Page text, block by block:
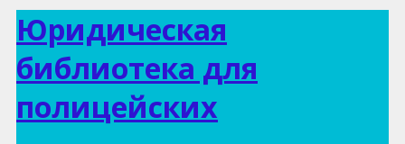
Юридическая
библиотека для
полицейских